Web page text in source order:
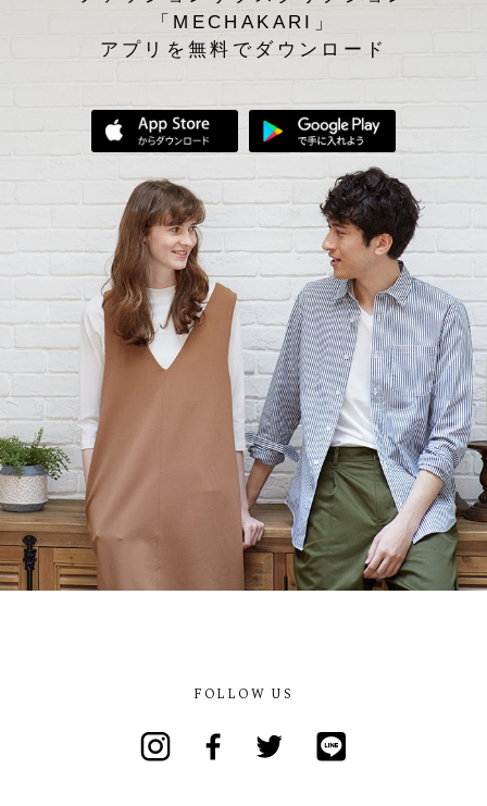
「MECHAKARI」
アプリを無料でダウンロード
App Storeからダウンロード
FOLLOW US